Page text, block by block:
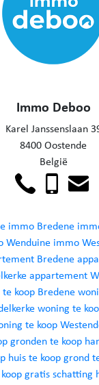
Immo Deboo
Karel Janssenslaan
8400 Oostende
België
immo Bredene
Wenduine immo
Bredene
appartement
koop Bredene
woning te
te koop
gronden te koop
huis te koop grond
gratis schatting